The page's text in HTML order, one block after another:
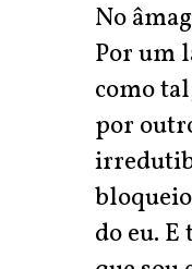
No
Por um
como
por
do eu.